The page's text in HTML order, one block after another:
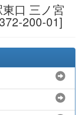
口 三ノ宮
200-01]